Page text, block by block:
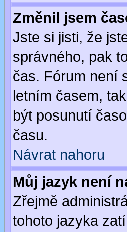
Změnil jsem
Jste si jisti, že
správného, pak
čas. Fórum není
letním časem,
být posunutí
času.
Návrat nahoru
Můj jazyk není
Zřejmě
tohoto jazyka